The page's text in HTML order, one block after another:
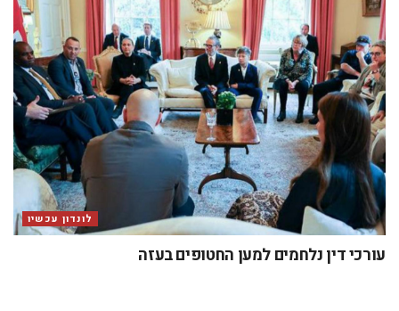
לונדון עכשיו
עורכי דין נלחמים למען החטופים בעזה